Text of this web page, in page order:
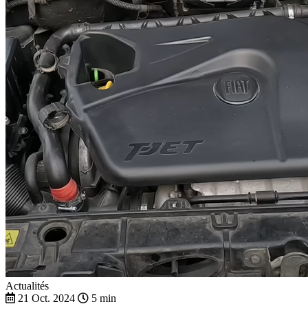
Actualités
21 Oct. 2024
5 min